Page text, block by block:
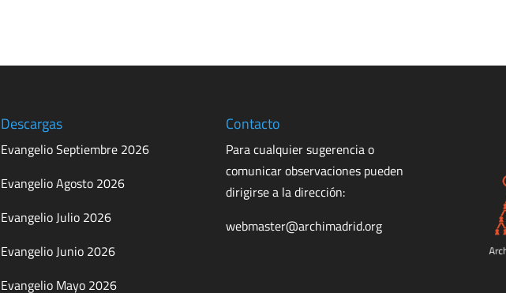
Descargas
Evangelio Septiembre 2026
Evangelio Agosto 2026
Evangelio Julio 2026
Evangelio Junio 2026
Evangelio Mayo 2026
Contacto
Para cualquier sugerencia o
comunicar observaciones pueden
dirigirse a la dirección:
webmaster@archimadrid.org